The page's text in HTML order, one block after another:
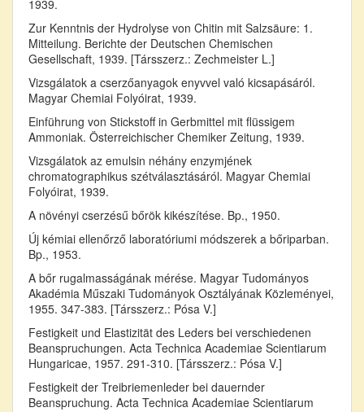
1939.
Zur Kenntnis der Hydrolyse von Chitin mit Salzsäure: 1.
Mitteilung. Berichte der Deutschen Chemischen
Gesellschaft, 1939. [Társszerz.: Zechmeister L.]
Vizsgálatok a cserzőanyagok enyvvel való kicsapásáról.
Magyar Chemiai Folyóirat, 1939.
Einführung von Stickstoff in Gerbmittel mit flüssigem
Ammoniak. Österreichischer Chemiker Zeitung, 1939.
Vizsgálatok az emulsin néhány enzymjének
chromatographikus szétválasztásáról. Magyar Chemiai
Folyóirat, 1939.
A növényi cserzésű bőrök kikészítése. Bp., 1950.
Új kémiai ellenőrző laboratóriumi módszerek a bőriparban.
Bp., 1953.
A bőr rugalmasságának mérése. Magyar Tudományos
Akadémia Műszaki Tudományok Osztályának Közleményei,
1955. 347-383. [Társszerz.: Pósa V.]
Festigkeit und Elastizität des Leders bei verschiedenen
Beanspruchungen. Acta Technica Academiae Scientiarum
Hungaricae, 1957. 291-310. [Társszerz.: Pósa V.]
Festigkeit der Treibriemenleder bei dauernder
Beanspruchung. Acta Technica Academiae Scientiarum